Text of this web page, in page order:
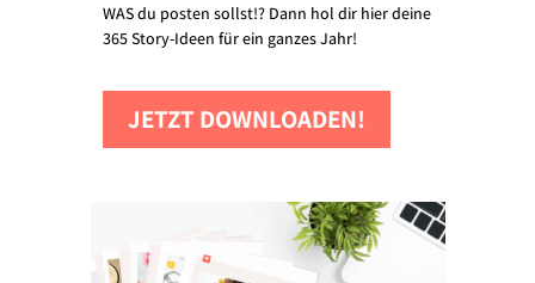
WAS du posten sollst!? Dann hol dir hier deine
365 Story-Ideen für ein ganzes Jahr!
JETZT DOWNLOADEN!